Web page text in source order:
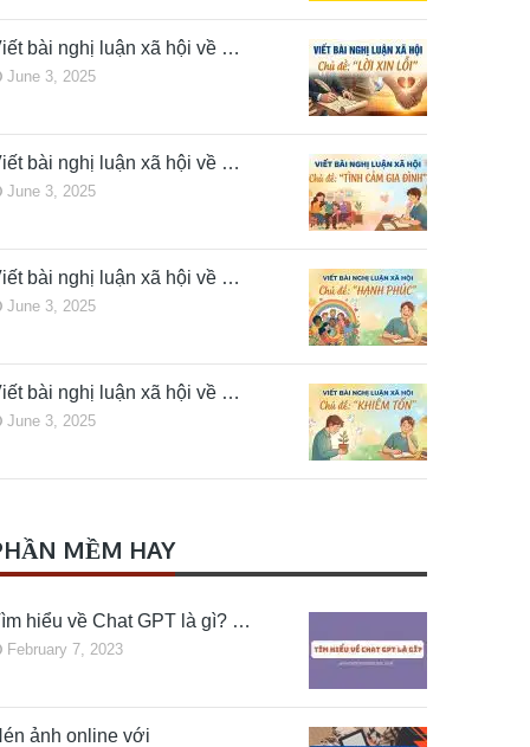
bài nghị luận xã hội về …
June 3, 2025
bài nghị luận xã hội về …
June 3, 2025
bài nghị luận xã hội về …
June 3, 2025
bài nghị luận xã hội về …
June 3, 2025
MỀM HAY
hiểu về Chat GPT là gì? …
February 7, 2023
ảnh online với